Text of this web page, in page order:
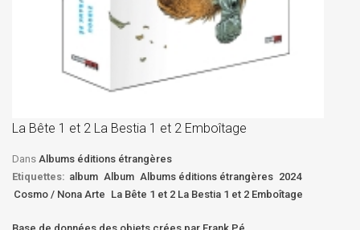
La Bête 1 et 2 La Bestia 1 et 2 Emboîtage
Dans Albums éditions étrangères
Etiquettes: album Album Albums éditions étrangères 2024
Cosmo / Nona Arte La Bête 1 et 2 La Bestia 1 et 2 Emboîtage